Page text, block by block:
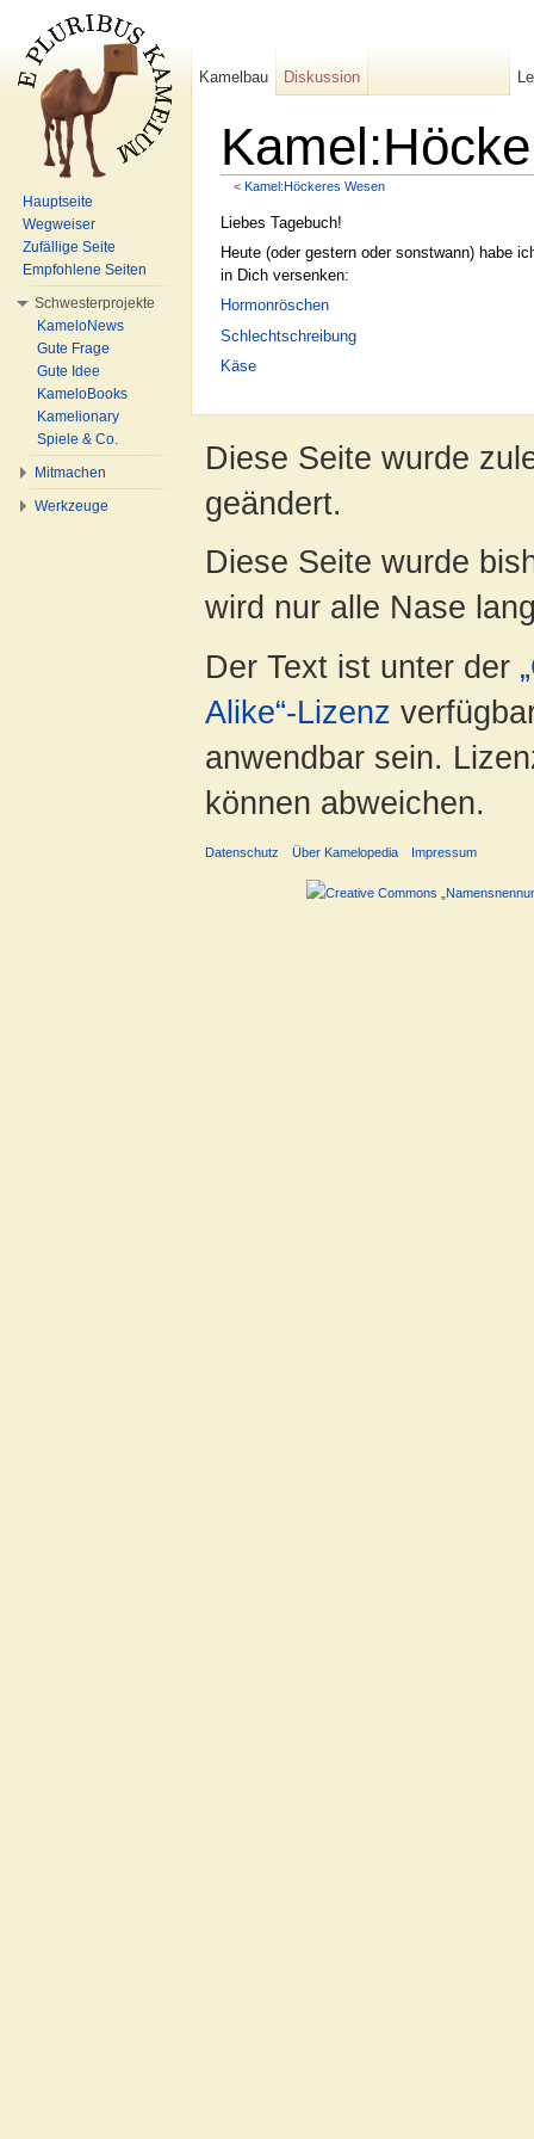
< Kamel:Höckeres Wesen
Liebes Tagebuch!
Heute (oder gestern oder sonstwann) habe
in Dich versenken:
Hormonröschen
Schlechtschreibung
Käse
Kamelbau Diskussion
Hauptseite
Wegweiser
Zufällige Seite
Empfohlene Seiten
Schwesterprojekte
KameloNews
Gute Frage
Gute Idee
KameloBooks
Kamelionary
Spiele & Co.
Mitmachen
Werkzeuge
Diese Seite wurde
geändert.
Diese Seite wurde
wird nur alle Nase
Der Text ist unter der
Alike“-Lizenz
anwendbar sein.
können abweichen.
Datenschutz Über Kamelopedia Impressum